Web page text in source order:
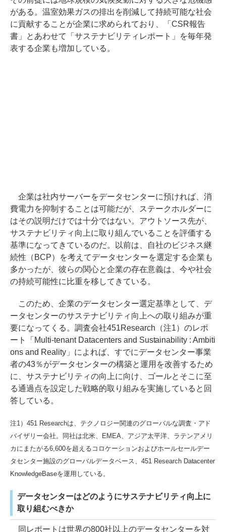
がある。温室効果ガスの排出を削減して持続可能な社会
に貢献することが企業に求められており、「CSR報告
書」とあわせて「サステナビリティレポート」を毎年発
表する企業も増加している。
企業は社内サーバーをデータセンターに預ければ、消
費電力を抑制することは可能だが、ステークホルダーに
はその説明だけでは十分ではない。アウトソース先が、
サステナビリティ向上に取り組んでいることを評価する
基準になってきているのだ。以前は、自社のビジネス継
続性（BCP）を考えてデータセンターを選定する企業も
多かったが、彼らの関心と企業の存在意義は、今や社会
の持続可能性に比重を移してきている。
このため、企業のデータセンター選定基準として、デ
ータセンターのサステナビリティ向上への取り組みが重
要になってくる。調査会社451Research（注1）のレポ
ート「Multi-tenant Datacenters and Sustainability : Ambiti
ons and Reality」によれば、すでにデータセンター事業
者の43％がデータセンターの構築と運用を改善するため
に、サステナビリティの向上に向け、ゴールとそこに至
る通過点を設定した戦略的取り組みを実施していると回
答している。
注1）451 Researchは、テクノロジー関連のグローバルな調査・アド
バイザリー会社。同社は北米、EMEA、アジア太平洋、ラテンアメリ
カにまたがる6,600を超えるコロケーションおよびホールセールデー
タセンター施設のグローバルデータベース、451 Research Datacenter
KnowledgeBaseを運用している。
データセンターはどのようにサステナビリティ向上に
取り組むべきか
同レポートは世界の800社以上のデータセンターを対